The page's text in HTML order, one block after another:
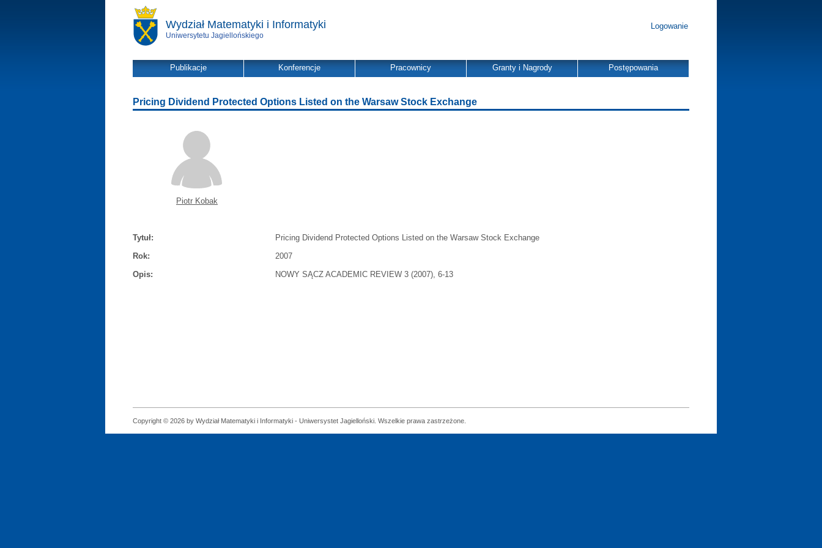
Wydział Matematyki i Informatyki
Uniwersytetu Jagiellońskiego
Logowanie
Publikacje Konferencje Pracownicy Granty i Nagrody Postępowania
Pricing Dividend Protected Options Listed on the Warsaw Stock Exchange
Piotr Kobak
Tytuł:
Pricing Dividend Protected Options Listed on the Warsaw Stock Exchange
Rok:
2007
Opis:
NOWY SĄCZ ACADEMIC REVIEW 3 (2007), 6-13
Copyright © 2026 by Wydział Matematyki i Informatyki - Uniwersystet Jagielloński. Wszelkie prawa zastrzeżone.